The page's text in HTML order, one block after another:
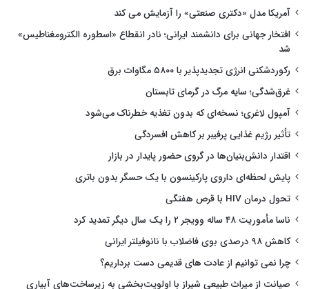
آمریکا مدل «دکتری صنعتی» را آزمایش می کند
افتخار جهانی برای دانشمند ایرانی؛ نادر انقطاع «اسطوره الکترومغناطیس»
شد
رکوردشکنی انرژی تجدیدپذیر با ۵۸۰۰ مگاوات برق
غرق‌شدگی؛ سایه مرگ در گرمای تابستان
آمپول لاغری؛ نسخه‌ای که بدون تغذیه خطرناک می‌شود
تأثیر رژیم غذایی پرفیبر بر کاهش افسردگی
اقتدار دانش‌بنیان‌ها در گروی حضور پایدار در بازار
پایش لحظه‌ای داروی پارکینسون با یک حسگر بدون باتری
تحول درمان HIV با قرص هفتگی
ناسا مأموریت ۴۸ ساله وویجر ۲ را یک سال دیگر تمدید کرد
کاهش ۹۸ درصدی بوی فاضلاب با نانوفیلتر ایرانی
چرا نمی توانیم از عادت های قدیمی دست برداریم؟
صیانت از میراث طبیعی شیراز با اولویت‌بخشی به زیرساخت‌های آبیاری